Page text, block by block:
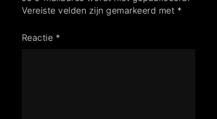
Vereiste velden zijn gemarkeerd met *
Reactie *